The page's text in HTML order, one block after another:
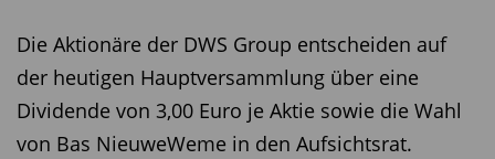
Die Aktionäre der DWS Group entscheiden auf
der heutigen Hauptversammlung über eine
Dividende von 3,00 Euro je Aktie sowie die Wahl
von Bas NieuweWeme in den Aufsichtsrat.